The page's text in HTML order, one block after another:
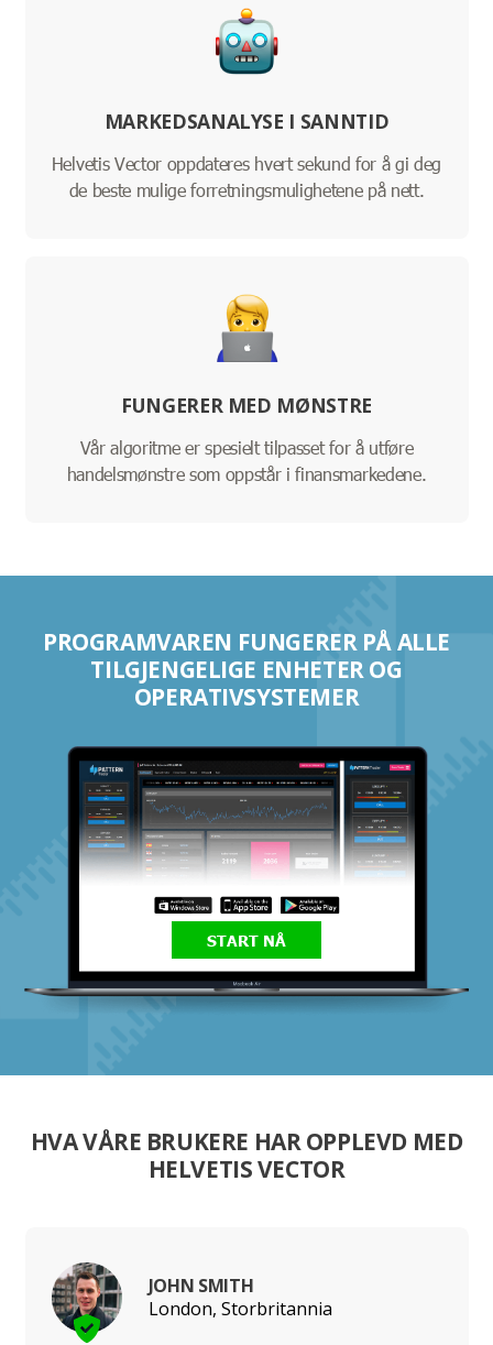
MARKEDSANALYSE I SANNTID
Helvetis Vector oppdateres hvert sekund for å gi deg
de beste mulige forretningsmulighetene på nett.
FUNGERER MED MØNSTRE
Vår algoritme er spesielt tilpasset for å utføre
handelsmønstre som oppstår i finansmarkedene.
PROGRAMVAREN FUNGERER PÅ ALLE
TILGJENGELIGE ENHETER OG
OPERATIVSYSTEMER
START NÅ
HVA VÅRE BRUKERE HAR OPPLEVD MED
HELVETIS VECTOR
JOHN SMITH
London, Storbritannia